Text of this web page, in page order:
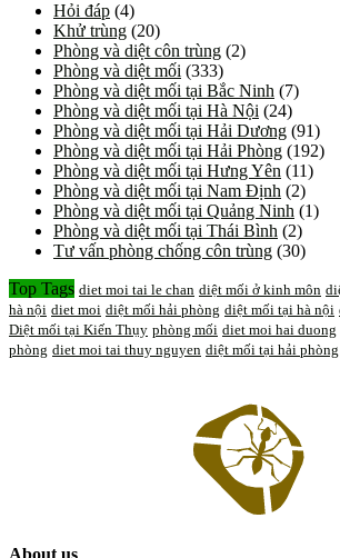
Hỏi đáp (4)
Khử trùng (20)
Phòng và diệt côn trùng (2)
Phòng và diệt mối (333)
Phòng và diệt mối tại Bắc Ninh (7)
Phòng và diệt mối tại Hà Nội (24)
Phòng và diệt mối tại Hải Dương (91)
Phòng và diệt mối tại Hải Phòng (192)
Phòng và diệt mối tại Hưng Yên (11)
Phòng và diệt mối tại Nam Định (2)
Phòng và diệt mối tại Quảng Ninh (1)
Phòng và diệt mối tại Thái Bình (2)
Tư vấn phòng chống côn trùng (30)
Top Tags diet moi tai le chan diệt mối ở kinh môn
hà nội diet moi diệt mối hải phòng diệt mối tại hà nội
Diệt mối tại Kiến Thụy phòng mối diet moi hai duong
phòng diet moi tai thuy nguyen diệt mối tại hải phòng
About us